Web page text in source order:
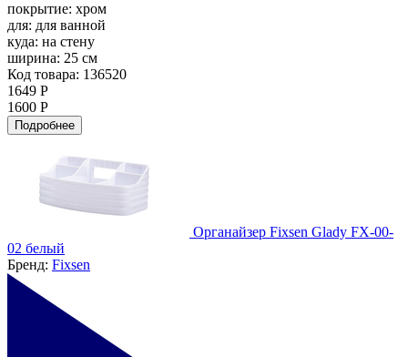
покрытие: хром
для: для ванной
куда: на стену
ширина: 25 см
Код товара: 136520
1649 Р
1600 Р
Подробнее
Органайзер Fixsen Glady FX-00-
02 белый
Бренд: Fixsen